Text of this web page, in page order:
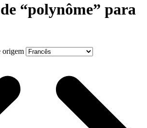
“polynôme” para
origem